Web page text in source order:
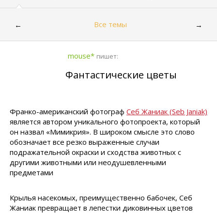
← Все темы →
mouse* пишет:
Фантастические цветы
Франко-американский фотограф Себ Жаниак (Seb Janiak)
является автором уникального фотопроекта, который
он назвал «Мимикрия». В широком смысле это слово
обозначает все резко выраженные случаи
подражательной окраски и сходства животных с
другими животными или неодушевленными
предметами
Крылья насекомых, преимущественно бабочек, Себ
Жаниак превращает в лепестки диковинных цветов